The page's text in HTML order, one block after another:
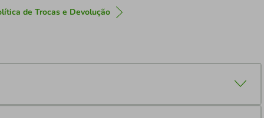
de Trocas e Devolução